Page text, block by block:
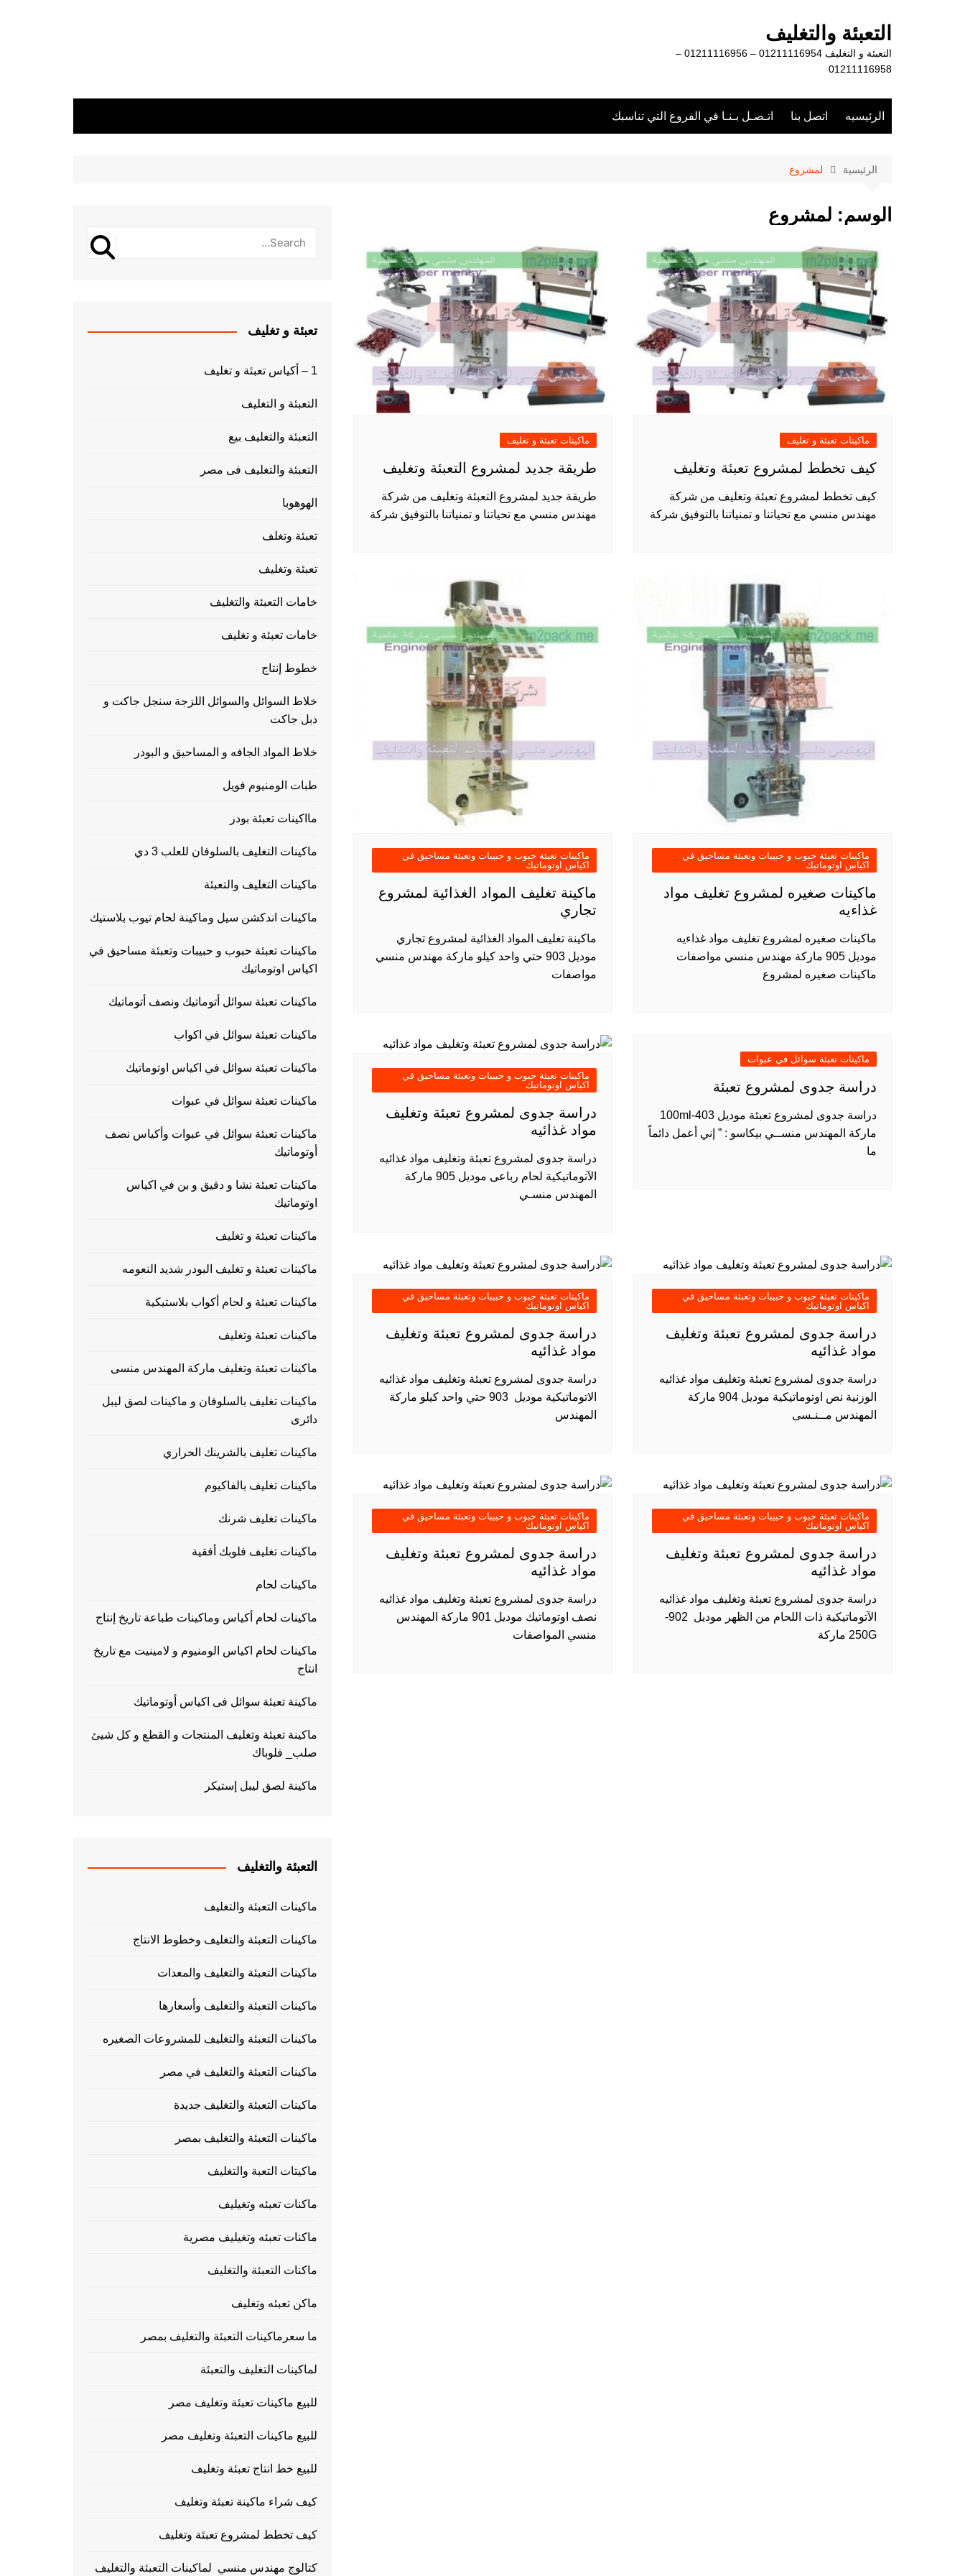
التعبئة والتغليف
التعبئة و التغليف 01211116954 – 01211116956 –
01211116958
الرئيسيه اتصل بنا اتـصـل بـنـا في الفروع التي تناسبك
الرئيسية لمشروع
الوسم: لمشروع
ماكينات تعبئة و تغليف
كيف تخطط لمشروع تعبئة وتغليف
كيف تخطط لمشروع تعبئة وتغليف من شركة
مهندس منسي مع تحياتنا و تمنياتنا بالتوفيق شركة
ماكينات تعبئة و تغليف
طريقة جديد لمشروع التعبئة وتغليف
طريقة جديد لمشروع التعبئة وتغليف من شركة
مهندس منسي مع تحياتنا و تمنياتنا بالتوفيق شركة
ماكينات تعبئة حبوب و حبيبات وتعبئة مساحيق في
اكياس اوتوماتيك
ماكينات صغيره لمشروع تغليف مواد
غذاءيه
ماكينات صغيره لمشروع تغليف مواد غذاءيه
موديل 905 ماركة مهندس منسي مواصفات
ماكينات صغيره لمشروع
ماكينات تعبئة حبوب و حبيبات وتعبئة مساحيق في
اكياس اوتوماتيك
ماكينة تغليف المواد الغذائية لمشروع
تجاري
ماكينة تغليف المواد الغذائية لمشروع تجاري
موديل 903 حتي واحد كيلو ماركة مهندس منسي
مواصفات
ماكينات تعبئة سوائل في عبوات
دراسة جدوى لمشروع تعبئة
دراسة جدوى لمشروع تعبئة موديل 403-100ml
ماركة المهندس منســي بيكاسو : ” إني أعمل دائماً
ما
ماكينات تعبئة حبوب و حبيبات وتعبئة مساحيق في
اكياس اوتوماتيك
دراسة جدوى لمشروع تعبئة وتغليف
مواد غذائيه
دراسة جدوى لمشروع تعبئة وتغليف مواد غذائيه
الآتوماتيكية لحام رباعى موديل 905 ماركة
المهندس منسـي
ماكينات تعبئة حبوب و حبيبات وتعبئة مساحيق في
اكياس اوتوماتيك
دراسة جدوى لمشروع تعبئة وتغليف
مواد غذائيه
دراسة جدوى لمشروع تعبئة وتغليف مواد غذائيه
الوزنية نص اوتوماتيكية موديل 904 ماركة
المهندس مــنـسى
ماكينات تعبئة حبوب و حبيبات وتعبئة مساحيق في
اكياس اوتوماتيك
دراسة جدوى لمشروع تعبئة وتغليف
مواد غذائيه
دراسة جدوى لمشروع تعبئة وتغليف مواد غذائيه
الاتوماتيكية موديل 903 حتي واحد كيلو ماركة
المهندس
ماكينات تعبئة حبوب و حبيبات وتعبئة مساحيق في
اكياس اوتوماتيك
دراسة جدوى لمشروع تعبئة وتغليف
مواد غذائيه
دراسة جدوى لمشروع تعبئة وتغليف مواد غذائيه
الآتوماتيكية ذات اللحام من الظهر موديل 902-
250G ماركة
ماكينات تعبئة حبوب و حبيبات وتعبئة مساحيق في
اكياس اوتوماتيك
دراسة جدوى لمشروع تعبئة وتغليف
مواد غذائيه
دراسة جدوى لمشروع تعبئة وتغليف مواد غذائيه
نصف اوتوماتيك موديل 901 ماركة المهندس
منسي المواصفات
تعبئة و تغليف
1 – أكياس تعبئة و تغليف
التعبئة و التغليف
التعبئة والتغليف بيع
التعبئة والتغليف فى مصر
الهوهوبا
تعبئة وتغلف
تعبئة وتغليف
خامات التعبئة والتغليف
خامات تعبئة و تغليف
خطوط إنتاج
خلاط السوائل والسوائل اللزجة سنجل جاكت و
دبل جاكت
خلاط المواد الجافه و المساحيق و البودر
طبات الومنيوم فويل
مااكينات تعبئة بودر
ماكينات التغليف بالسلوفان للعلب 3 دي
ماكينات التغليف والتعبئة
ماكينات اندكشن سيل وماكينة لحام تيوب بلاستيك
ماكينات تعبئة حبوب و حبيبات وتعبئة مساحيق في
اكياس اوتوماتيك
ماكينات تعبئة سوائل أتوماتيك ونصف أتوماتيك
ماكينات تعبئة سوائل في اكواب
ماكينات تعبئة سوائل في اكياس اوتوماتيك
ماكينات تعبئة سوائل في عبوات
ماكينات تعبئة سوائل في عبوات وأكياس نصف
أوتوماتيك
ماكينات تعبئة نشا و دقيق و بن في اكياس
اوتوماتيك
ماكينات تعبئة و تغليف
ماكينات تعبئة و تغليف البودر شديد النعومه
ماكينات تعبئة و لحام أكواب بلاستيكية
ماكينات تعبئة وتغليف
ماكينات تعبئة وتغليف ماركة المهندس منسى
ماكينات تغليف بالسلوفان و ماكينات لصق ليبل
دائرى
ماكينات تغليف بالشرينك الحراري
ماكينات تغليف بالفاكيوم
ماكينات تغليف شرنك
ماكينات تغليف فلوبك أفقية
ماكينات لحام
ماكينات لحام أكياس وماكينات طباعة تاريخ إنتاج
ماكينات لحام اكياس الومنيوم و لامينيت مع تاريخ
انتاج
ماكينة تعبئة سوائل فى اكياس أوتوماتيك
ماكينة تعبئة وتغليف المنتجات و القطع و كل شيئ
صلب_ فلوباك
ماكينة لصق ليبل إستيكر
التعبئة والتغليف
ماكينات التعبئة والتغليف
ماكينات التعبئة والتغليف وخطوط الانتاج
ماكينات التعبئة والتغليف والمعدات
ماكينات التعبئة والتغليف وأسعارها
ماكينات التعبئة والتغليف للمشروعات الصغيره
ماكينات التعبئة والتغليف في مصر
ماكينات التعبئة والتغليف جديدة
ماكينات التعبئة والتغليف بمصر
ماكيتات التعبة والتغليف
ماكنات تعبئه وتغيليف
ماكنات تعبئه وتغيليف مصرية
ماكنات التعبئة والتغليف
ماكن تعبئه وتغليف
ما سعرماكينات التعبئة والتغليف بمصر
لماكينات التغليف والتعبئة
للبيع ماكينات تعبئة وتغليف مصر
للبيع ماكينات التعبئة وتغليف مصر
للبيع خط انتاج تعبئة وتغليف
كيف شراء ماكينة تعبئة وتغليف
كيف تخطط لمشروع تعبئة وتغليف
كتالوج مهندس منسي لماكينات التعبئة والتغليف